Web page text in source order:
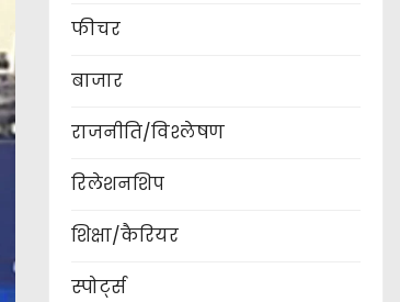
फीचर
बाजार
राजनीति/विश्लेषण
रिलेशनशिप
शिक्षा/कैरियर
स्पोर्ट्स